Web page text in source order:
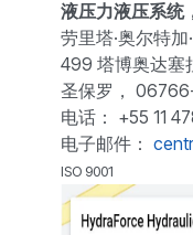
液压力液压系统
劳里塔·奥尔特加
499 塔博奥达塞
圣保罗，
电话： +55 11
电子邮件：
ISO 9001